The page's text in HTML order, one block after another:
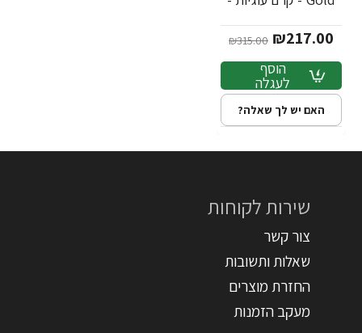
MuscleTech
₪217.00
₪315.00
הוסף
לעגלה
האם יש לך שאלה?
שירות לקוחות
צור קשר
שאלות ותשובות
החזרת מוצרים
מעקב הזמנות